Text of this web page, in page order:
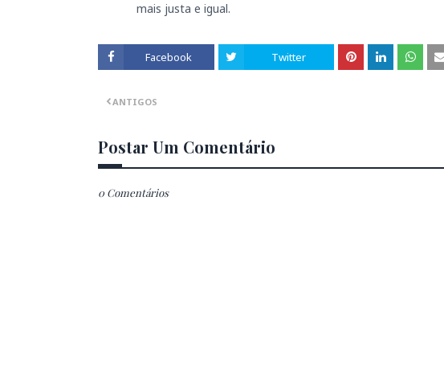
mais justa e igual.
Facebook Twitter
ANTIGOS
Postar Um Comentário
0 Comentários